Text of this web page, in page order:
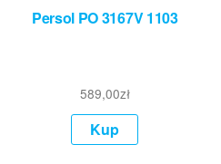
Persol PO 3167V 1103
589,00zł
Kup